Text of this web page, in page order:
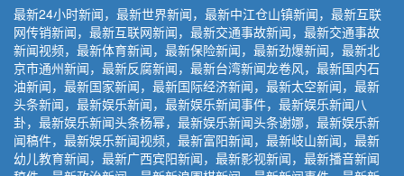
最新24小时新闻，最新世界新闻，最新中江仓山镇新闻，最新互联
网传销新闻，最新互联网新闻，最新交通事故新闻，最新交通事故
新闻视频，最新体育新闻，最新保险新闻，最新劲爆新闻，最新北
京市通州新闻，最新反腐新闻，最新台湾新闻龙卷风，最新国内石
油新闻，最新国家新闻，最新国际经济新闻，最新太空新闻，最新
头条新闻，最新娱乐新闻，最新娱乐新闻事件，最新娱乐新闻八
卦，最新娱乐新闻头条杨幂，最新娱乐新闻头条谢娜，最新娱乐新
闻稿件，最新娱乐新闻视频，最新富阳新闻，最新岐山新闻，最新
幼儿教育新闻，最新广西宾阳新闻，最新影视新闻，最新播音新闻